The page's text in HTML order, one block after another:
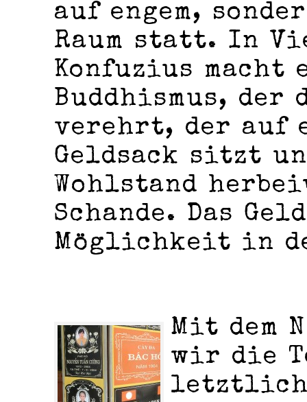
auf engem,
Raum statt. In
Konfuzius macht
Buddhismus, der
verehrt, der auf
Geldsack sitzt
Wohlstand
Schande. Das
Möglichkeit in
Mit dem
wir die
letztlich